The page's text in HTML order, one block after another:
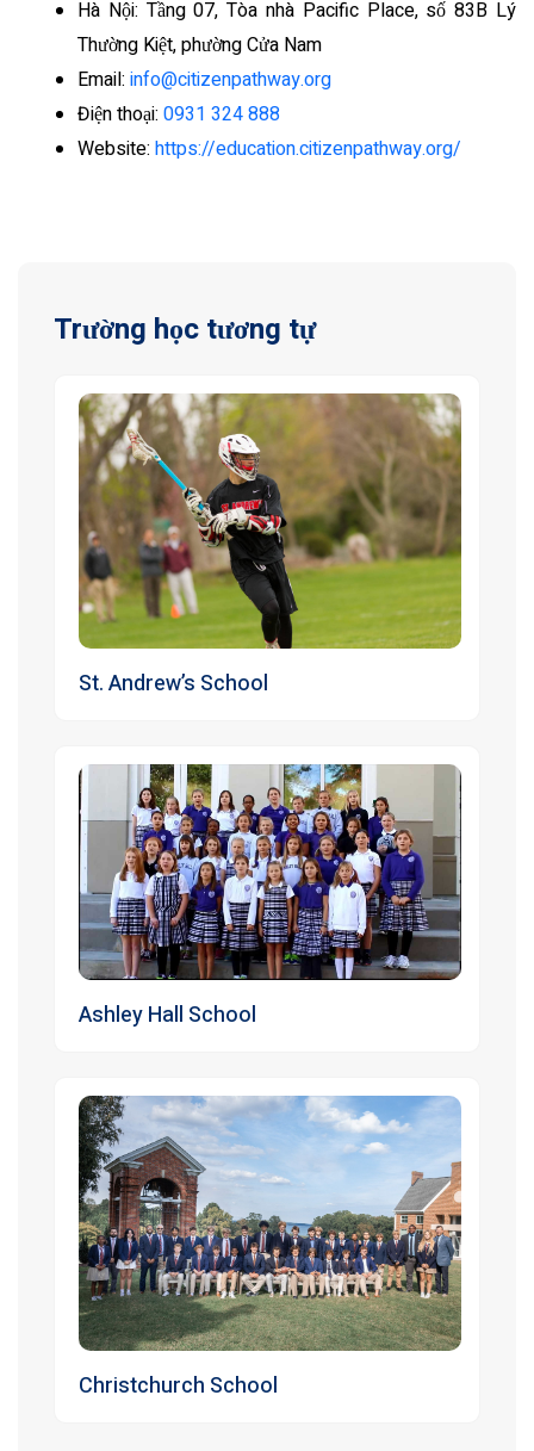
Hà Nội: Tầng 07, Tòa nhà Pacific Place, số 83B Lý
Thường Kiệt, phường Cửa Nam
Email: info@citizenpathway.org
Điện thoại: 0931 324 888
Website: https://education.citizenpathway.org/
Trường học tương tự
St. Andrew’s School
Ashley Hall School
Christchurch School